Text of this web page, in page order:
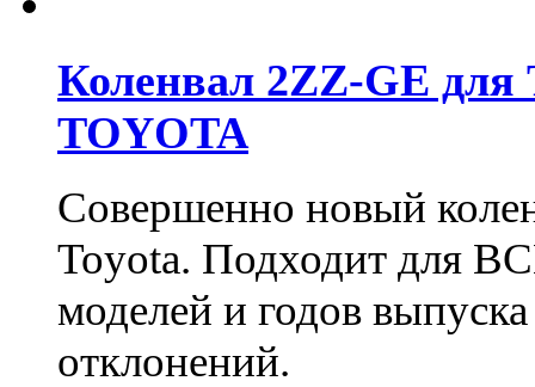
Коленвал 2ZZ-GE для
TOYOTA
Совершенно новый
Toyota. Подходит для
моделей и годов
отклонений.